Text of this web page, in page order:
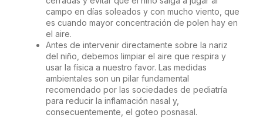
campo en días soleados y con mucho viento, que
es cuando mayor concentración de polen hay en
el aire.
Antes de intervenir directamente sobre la nariz
del niño, debemos limpiar el aire que respira y
usar la física a nuestro favor. Las medidas
ambientales son un pilar fundamental
recomendado por las sociedades de pediatría
para reducir la inflamación nasal y,
consecuentemente, el goteo posnasal.